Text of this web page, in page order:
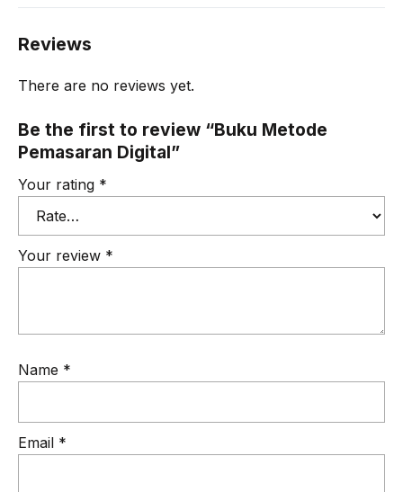
Reviews
There are no reviews yet.
Be the first to review “Buku Metode
Pemasaran Digital”
Your rating *
Your review *
Name *
Email *